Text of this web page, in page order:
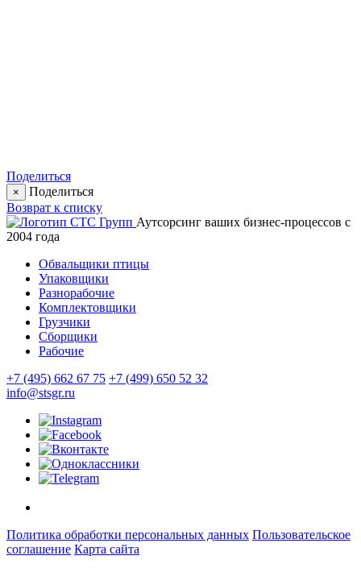
Поделиться
×
Поделиться
Возврат к списку
Аутсорсинг ваших бизнес-процессов с
2004 года
Обвальщики птицы
Упаковщики
Разнорабочие
Комплектовщики
Грузчики
Сборщики
Рабочие
+7 (495) 662 67 75 +7 (499) 650 52 32
info@stsgr.ru
Политика обработки персональных данных Пользовательское
соглашение Карта сайта